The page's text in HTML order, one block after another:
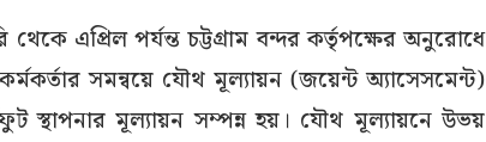
এপ্রিল পর্যন্ত চট্টগ্রাম বন্দর কর্তৃপক্ষের অনুরোধে
সমন্বয়ে যৌথ মূল্যায়ন (জয়েন্ট অ্যাসেসমেন্ট)
স্থাপনার মূল্যায়ন সম্পন্ন হয়। যৌথ মূল্যায়নে উভয়